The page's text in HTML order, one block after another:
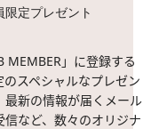
限定プレゼント
MEMBER」に登録する
のスペシャルなプレゼン
最新の情報が届くメール
信など、数々のオリジナ